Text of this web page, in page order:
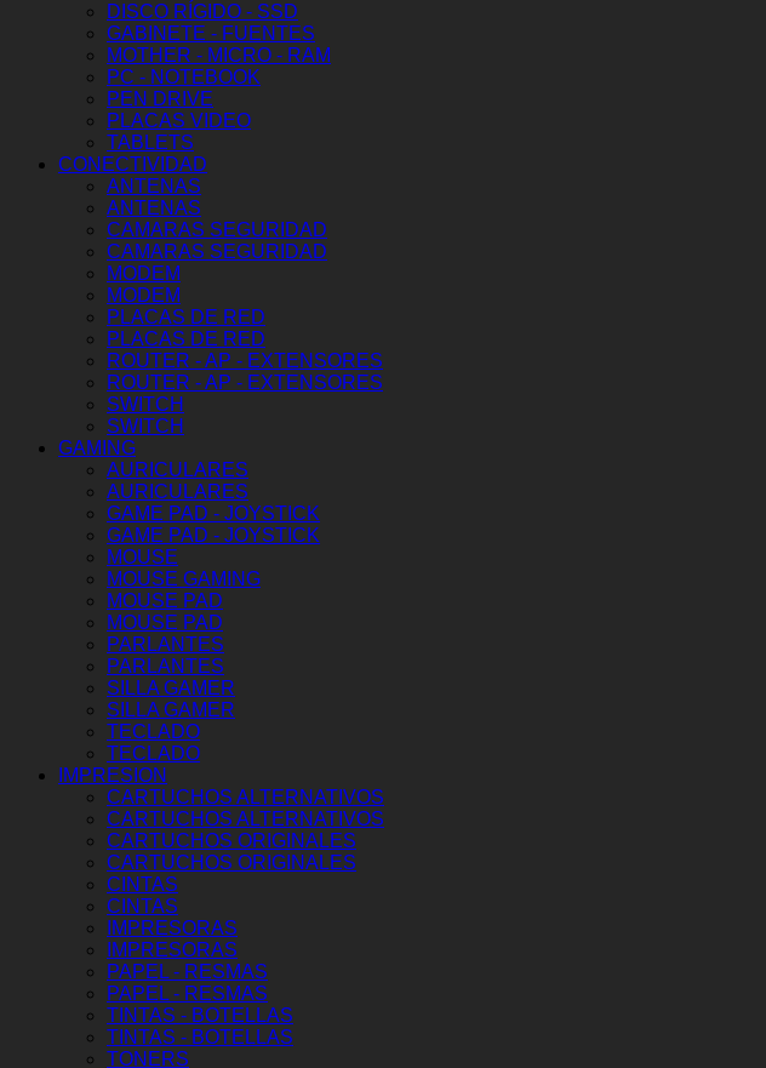
DISCO RÍGIDO - SSD
GABINETE - FUENTES
MOTHER - MICRO - RAM
PC - NOTEBOOK
PEN DRIVE
PLACAS VIDEO
TABLETS
CONECTIVIDAD
ANTENAS
ANTENAS
CAMARAS SEGURIDAD
CAMARAS SEGURIDAD
MODEM
MODEM
PLACAS DE RED
PLACAS DE RED
ROUTER - AP - EXTENSORES
ROUTER - AP - EXTENSORES
SWITCH
SWITCH
GAMING
AURICULARES
AURICULARES
GAME PAD - JOYSTICK
GAME PAD - JOYSTICK
MOUSE
MOUSE GAMING
MOUSE PAD
MOUSE PAD
PARLANTES
PARLANTES
SILLA GAMER
SILLA GAMER
TECLADO
TECLADO
IMPRESION
CARTUCHOS ALTERNATIVOS
CARTUCHOS ALTERNATIVOS
CARTUCHOS ORIGINALES
CARTUCHOS ORIGINALES
CINTAS
CINTAS
IMPRESORAS
IMPRESORAS
PAPEL - RESMAS
PAPEL - RESMAS
TINTAS - BOTELLAS
TINTAS - BOTELLAS
TONERS